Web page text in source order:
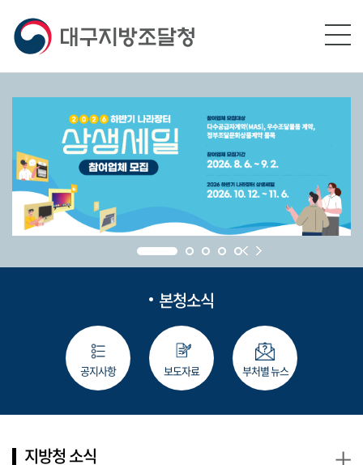
본청소식
공지사항 보도자료 부처별 뉴스
지방청 소식